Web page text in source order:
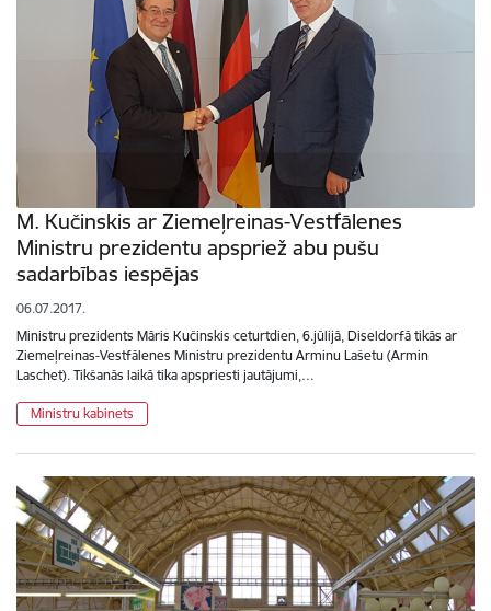
M. Kučinskis ar Ziemeļreinas-Vestfālenes
Ministru prezidentu apspriež abu pušu
sadarbības iespējas
06.07.2017.
Ministru prezidents Māris Kučinskis ceturtdien, 6.jūlijā, Diseldorfā tikās ar
Ziemeļreinas-Vestfālenes Ministru prezidentu Arminu Lašetu (Armin
Laschet). Tikšanās laikā tika apspriesti jautājumi,…
Ministru kabinets